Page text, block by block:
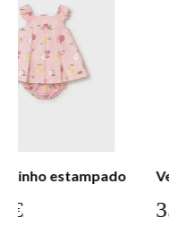
Vestido linho flores
35,99€